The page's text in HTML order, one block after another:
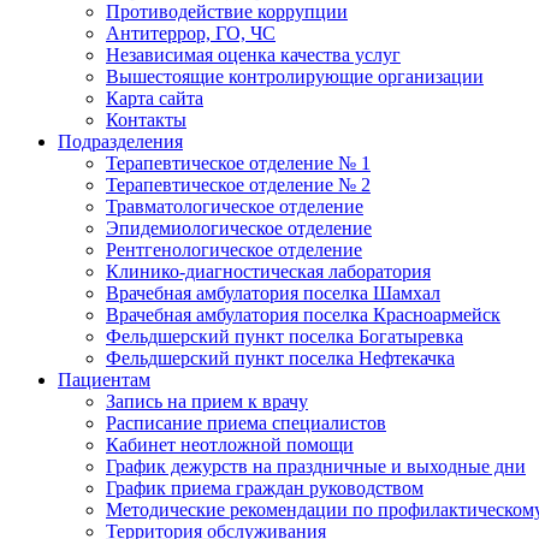
Противодействие коррупции
Антитеррор, ГО, ЧС
Независимая оценка качества услуг
Вышестоящие контролирующие организации
Карта сайта
Контакты
Подразделения
Терапевтическое отделение № 1
Терапевтическое отделение № 2
Травматологическое отделение
Эпидемиологическое отделение
Рентгенологическое отделение
Клинико-диагностическая лаборатория
Врачебная амбулатория поселка Шамхал
Врачебная амбулатория поселка Красноармейск
Фельдшерский пункт поселка Богатыревка
Фельдшерский пункт поселка Нефтекачка
Пациентам
Запись на прием к врачу
Расписание приема специалистов
Кабинет неотложной помощи
График дежурств на праздничные и выходные дни
График приема граждан руководством
Методические рекомендации по
Территория обслуживания